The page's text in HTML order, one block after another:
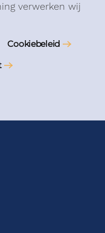
verwerken wij
Cookiebeleid